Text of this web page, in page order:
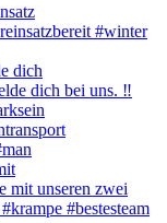
dich